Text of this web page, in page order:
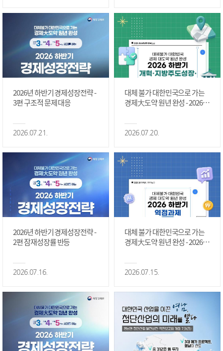
2026년 하반기 경제성장전략 -
3편 구조적 문제 대응
2026.07.21.
대체 불가 대한민국으로 가는
경제大도약 원년 완성 - 2026 하
정상화 #2편
2026.07.20.
2026년 하반기 경제성장전략 -
2편 잠재성장률 반등
2026.07.16.
대체 불가 대한민국으로 가는
경제大도약 원년 완성 - 2026 하
2026.07.15.